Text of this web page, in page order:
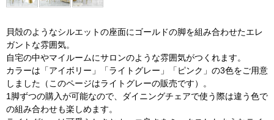
貝殻のようなシルエットの座面にゴールドの脚を組み合わせたエレ
ガントな雰囲気。
自宅の中やマイルームにサロンのような雰囲気がつくれます。
カラーは「アイボリー」「ライトグレー」「ピンク」の3色をご用意
しました（このページはライトグレーの販売です）。
1脚ずつの購入が可能なので、ダイニングチェアで使う際は違う色で
の組み合わせも楽しめます。